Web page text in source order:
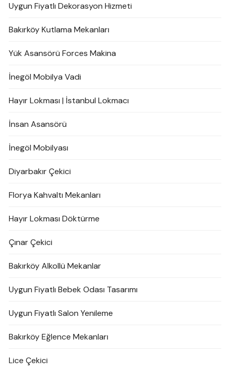
Uygun Fiyatlı Dekorasyon Hizmeti
Bakırköy Kutlama Mekanları
Yük Asansörü Forces Makina
İnegöl Mobilya Vadi
Hayır Lokması | İstanbul Lokmacı
İnsan Asansörü
İnegöl Mobilyası
Diyarbakır Çekici
Florya Kahvaltı Mekanları
Hayır Lokması Döktürme
Çınar Çekici
Bakırköy Alkollü Mekanlar
Uygun Fiyatlı Bebek Odası Tasarımı
Uygun Fiyatlı Salon Yenileme
Bakırköy Eğlence Mekanları
Lice Çekici